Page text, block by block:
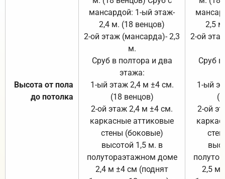
Высота от пола
до потолка
мансардой: 1-ый этаж-
2,4 м. (18 венцов)
2-ой этаж (мансарда)- 2,3
м.
Сруб в полтора и два
этажа:
1-ый этаж 2,4 м ±4 см.
(18 венцов)
2-ой этаж 2,4 м ±4 см.
каркасные аттиковые
стены (боковые)
высотой 1,5 м. в
полутораэтажном доме
2,4 м ±4 см (поднят
2,5
2-ой
Сруб
1-ый
2-ой
2,5 м